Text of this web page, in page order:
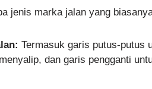
jenis marka jalan yang
Termasuk garis putus-putus
dan garis pengganti